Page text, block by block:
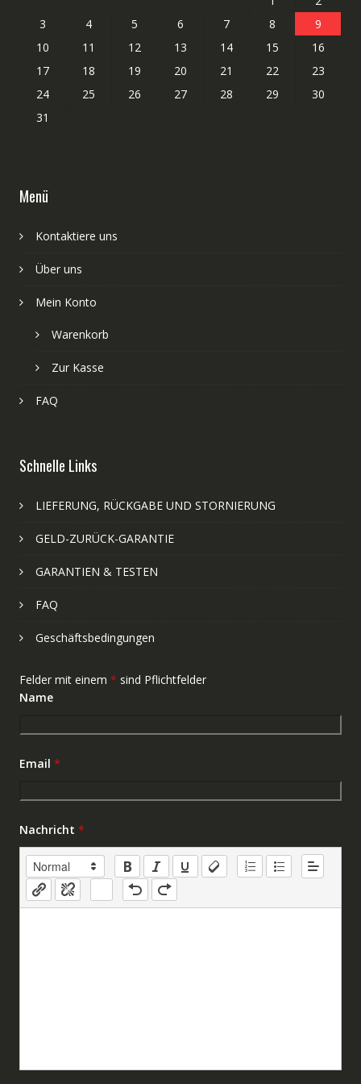
3
4 5 6 7 8
9
10
11 12 13 14 15
16
17
18 19 20 21 22
23
24
25 26 27 28 29
30
31
Menü
Kontaktiere uns
Über uns
Mein Konto
Warenkorb
Zur Kasse
FAQ
Schnelle Links
LIEFERUNG, RÜCKGABE UND STORNIERUNG
GELD-ZURÜCK-GARANTIE
GARANTIEN & TESTEN
FAQ
Geschäftsbedingungen
Felder mit einem * sind Pflichtfelder
Name
Email *
Nachricht *